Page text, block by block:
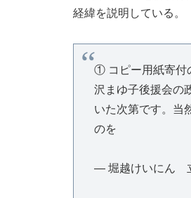
経緯を説明している。
① コピー用紙寄付
沢まゆ子後援会の
いた次第です。当
のを
— 堀越けいにん